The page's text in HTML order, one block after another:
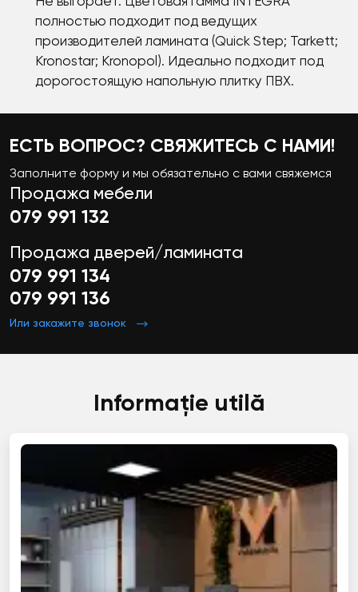
полностью подходит под ведущих
производителей ламината (Quick Step; Tarkett;
Kronostar; Kronopol). Идеально подходит под
дорогостоящую напольную плитку ПВХ.
ЕСТЬ ВОПРОС? СВЯЖИТЕСЬ С НАМИ!
Заполните форму и мы обязательно с вами свяжемся
Продажа мебели
079 991 132
Продажа дверей/ламината
079 991 134
079 991 136
Или закажите звонок
Informație utilă